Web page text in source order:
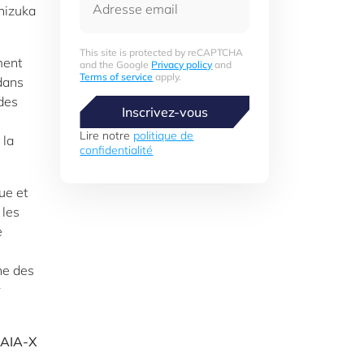
la
et
des
This site is protected by reCAPTCHA
and the Google Privacy policyand
Terms of service apply.
Inscrivez-vous
Lire notre politique de
confidentialité